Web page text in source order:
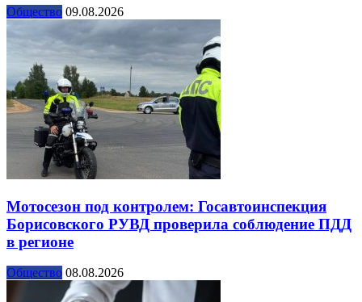
Общество 09.08.2026
Мотосезон под контролем: Госавтоинспекция
Борисовского РУВД проверила соблюдение ПДД
в регионе
Общество 08.08.2026